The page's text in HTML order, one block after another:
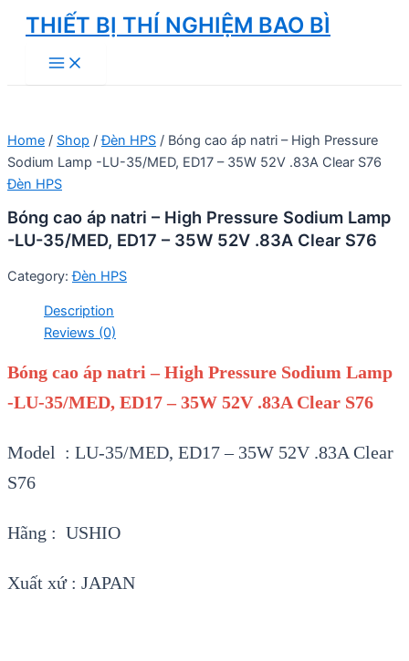
Skip
content
THIẾT BỊ THÍ NGHIỆM BAO BÌ
Main
Menu
Home / Shop /Đèn HPS / Bóng cao áp natri – High Pressure
Sodium Lamp -LU-35/MED, ED17 – 35W 52V .83A Clear S76
Đèn HPS
Bóng cao áp natri – High Pressure Sodium Lamp
-LU-35/MED, ED17 – 35W 52V .83A Clear S76
Category:Đèn HPS
Description
Reviews (0)
Bóng cao áp natri – High Pressure Sodium Lamp
-LU-35/MED, ED17 – 35W 52V .83A Clear S76
Model : LU-35/MED, ED17 – 35W 52V .83A Clear
S76
Hãng : USHIO
Xuất xứ : JAPAN